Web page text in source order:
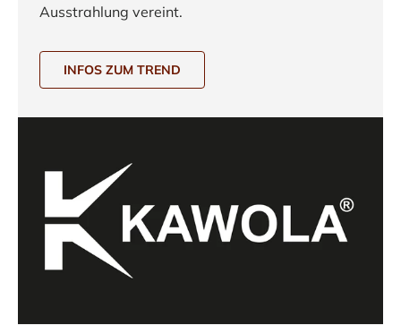
Ausstrahlung vereint.
INFOS ZUM TREND